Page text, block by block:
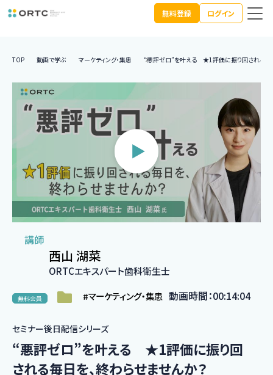
無料登録 ログイン
TOP 動画で学ぶ マーケティング・集患 “悪評ゼロ”を叶える ★1評価に振り回される毎
セミナー後日配信シリーズ
“悪評ゼロ”を叶える ★1評価に振り回
される毎日を、終わらせませんか？
講師
西山 湖菜
ORTCエキスパート歯科衛生士
無料会員 #マーケティング・集患 動画時間：00:14:04